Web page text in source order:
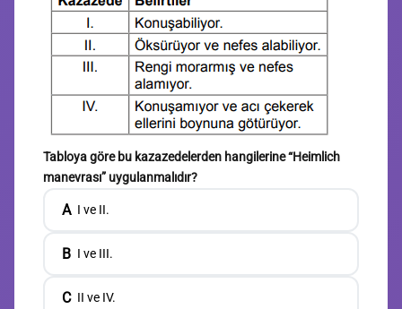
Tabloya göre bu kazazedelerden hangilerine “Heimlich
manevrası” uygulanmalıdır?
A I ve II.
B I ve III.
C II ve IV.